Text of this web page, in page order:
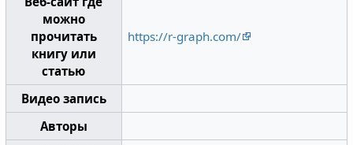
можно
прочитать
книгу или
статью
https://r-graph.com/
Видео запись
Авторы